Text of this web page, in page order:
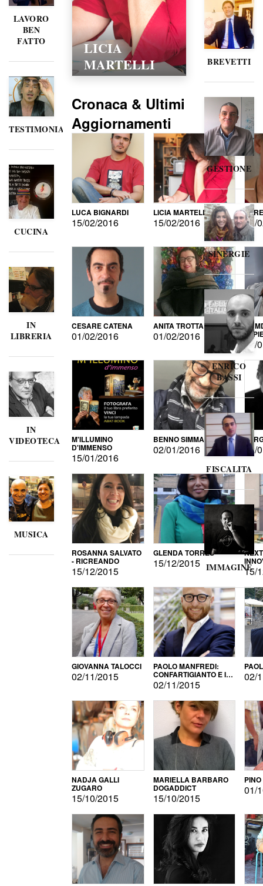
LAVORO
BEN
FATTO
TESTIMONIANZE
CUCINA
IN
LIBRERIA
IN
VIDEOTECA
MUSICA
LICIA
MARTELLI
Cronaca & Ultimi
Aggiornamenti
LUCA BIGNARDI
15/02/2016
LICIA MARTELLI
15/02/2016 15/
CESARE CATENA
01/02/2016
ANITA TROTTA
01/02/2016 DI
15/
M'ILLUMINO
D'IMMENSO
15/01/2016
BENNO SIMMA
02/01/2016
ROSANNA SALVATO
- RICREANDO
15/12/2015
GLENDA TORRES
15/12/2015
15/
GIOVANNA TALOCCI
02/11/2015
PAOLO MANFREDI:
CONFARTIGIANTO E IL
SONDAGGIO
02/11/2015
02/
NADJA GALLI
ZUGARO
15/10/2015
MARIELLA BARBARO
DOGADDICT
15/10/2015
01/
BREVETTI
GESTIONE
SINERGIE
ENRICO
BASSI
FISCALITA
IMMAGINE